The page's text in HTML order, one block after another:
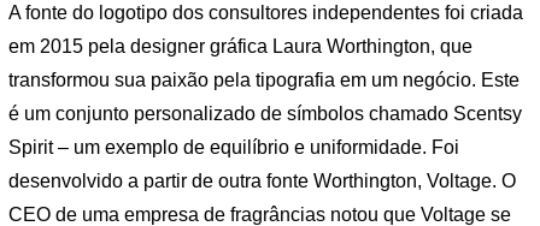
A fonte do logotipo dos consultores independentes foi criada
em 2015 pela designer gráfica Laura Worthington, que
transformou sua paixão pela tipografia em um negócio. Este
é um conjunto personalizado de símbolos chamado Scentsy
Spirit – um exemplo de equilíbrio e uniformidade. Foi
desenvolvido a partir de outra fonte Worthington, Voltage. O
CEO de uma empresa de fragrâncias notou que Voltage se